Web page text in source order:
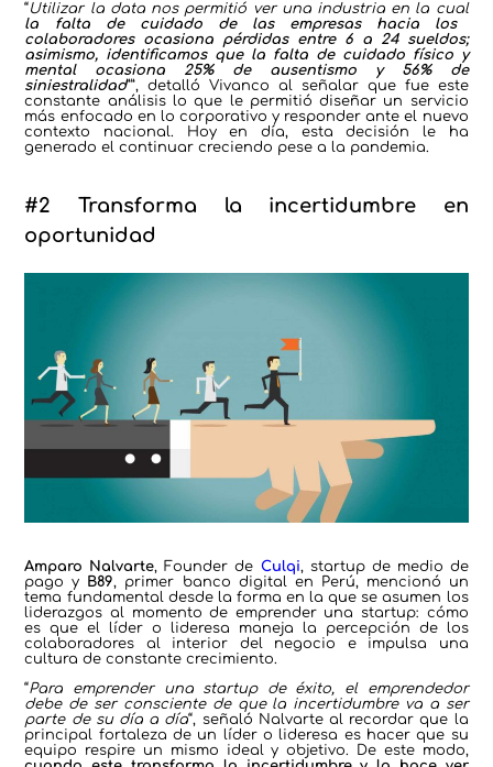
“Utilizar la data nos permitió ver una industria en la cual
la falta de cuidado de las empresas hacia los
colaboradores ocasiona pérdidas entre 6 a 24 sueldos;
asimismo, identificamos que la falta de cuidado físico y
mental ocasiona 25% de ausentismo y 56% de
siniestralidad””, detalló Vivanco al señalar que fue este
constante análisis lo que le permitió diseñar un servicio
más enfocado en lo corporativo y responder ante el nuevo
contexto nacional. Hoy en día, esta decisión le ha
generado el continuar creciendo pese a la pandemia.
#2 Transforma la incertidumbre en
oportunidad
Amparo Nalvarte, Founder de Culqi, startup de medio de
pago y B89, primer banco digital en Perú, mencionó un
tema fundamental desde la forma en la que se asumen los
liderazgos al momento de emprender una startup: cómo
es que el líder o lideresa maneja la percepción de los
colaboradores al interior del negocio e impulsa una
cultura de constante crecimiento.
“Para emprender una startup de éxito, el emprendedor
debe de ser consciente de que la incertidumbre va a ser
parte de su día a día“, señaló Nalvarte al recordar que la
principal fortaleza de un líder o lideresa es hacer que su
equipo respire un mismo ideal y objetivo. De este modo,